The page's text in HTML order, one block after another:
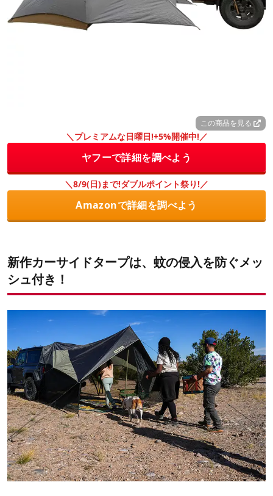
この商品を見る
＼プレミアムな日曜日!+5%開催中!／
ヤフーで詳細を調べよう
＼8/9(日)まで!ダブルポイント祭り!／
Amazonで詳細を調べよう
新作カーサイドタープは、蚊の侵入を防ぐメッ
シュ付き！